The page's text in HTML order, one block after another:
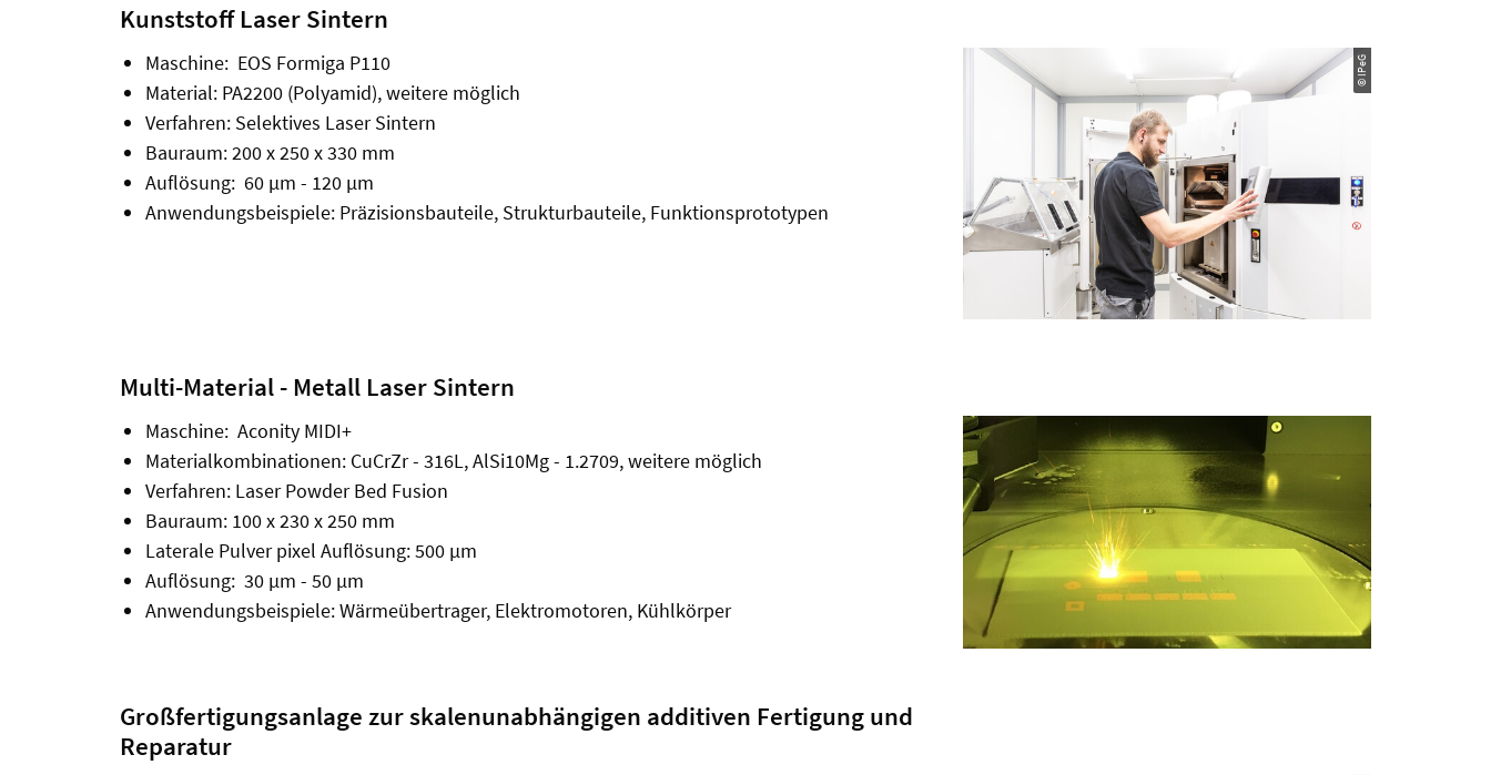
Kunststoff Laser Sintern
Maschine: EOS Formiga P110
Material: PA2200 (Polyamid), weitere möglich
Verfahren: Selektives Laser Sintern
Bauraum: 200 x 250 x 330 mm
Auflösung: 60 µm - 120 µm
Anwendungsbeispiele: Präzisionsbauteile, Strukturbauteile, Funktionsprototypen
© IPeG
Multi-Material - Metall Laser Sintern
Maschine: Aconity MIDI+
Materialkombinationen: CuCrZr - 316L, AlSi10Mg - 1.2709, weitere möglich
Verfahren: Laser Powder Bed Fusion
Bauraum: 100 x 230 x 250 mm
Laterale Pulver pixel Auflösung: 500 µm
Auflösung: 30 µm - 50 µm
Anwendungsbeispiele: Wärmeübertrager, Elektromotoren, Kühlkörper
Großfertigungsanlage zur skalenunabhängigen additiven Fertigung und
Reparatur